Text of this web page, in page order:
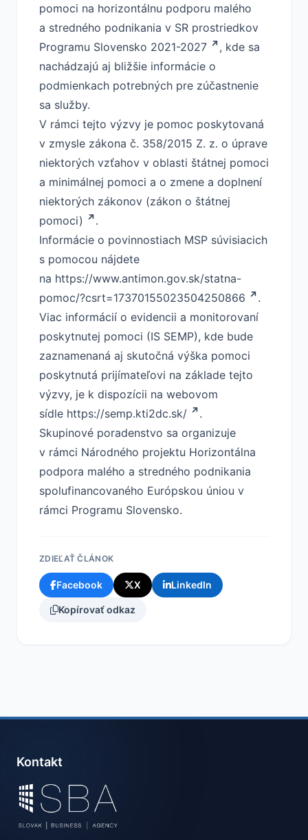
pomoci na horizontálnu podporu malého
a stredného podnikania v SR prostriedkov
Programu Slovensko 2021-2027
, kde sa
nachádzajú aj bližšie informácie o
podmienkach potrebných pre zúčastnenie
sa služby.
V rámci tejto výzvy je pomoc poskytovaná
v zmysle zákona č. 358/2015 Z. z. o úprave
niektorých vzťahov v oblasti štátnej pomoci
a minimálnej pomoci a o zmene a doplnení
niektorých zákonov (zákon o štátnej
pomoci)
.
Informácie o povinnostiach MSP súvisiacich
s pomocou nájdete
na https://www.antimon.gov.sk/statna-
pomoc/?csrt=17370155023504250866
.
Viac informácií o evidencii a monitorovaní
poskytnutej pomoci (IS SEMP), kde bude
zaznamenaná aj skutočná výška pomoci
poskytnutá prijímateľovi na základe tejto
výzvy, je k dispozícii na webovom
sídle https://semp.kti2dc.sk/
.
Skupinové poradenstvo sa organizuje
v rámci Národného projektu Horizontálna
podpora malého a stredného podnikania
spolufinancovaného Európskou úniou v
rámci Programu Slovensko.
ZDIEĽAŤ ČLÁNOK
Facebook X LinkedIn
Kopírovať odkaz
Kontakt